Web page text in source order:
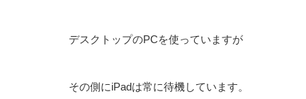
デスクトップのPCを使っていますが
その側にiPadは常に待機しています。